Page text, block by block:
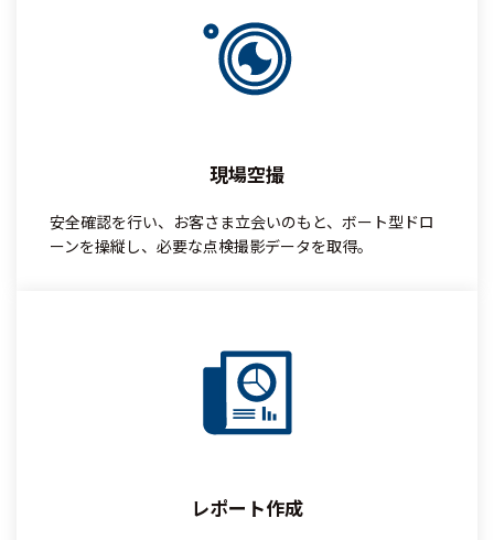
現場空撮
安全確認を行い、お客さま立会いのもと、ボート型ドロ
ーンを操縦し、必要な点検撮影データを取得。
レポート作成